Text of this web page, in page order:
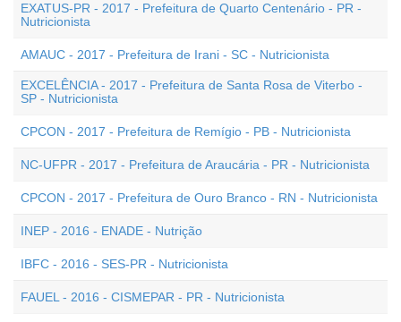
EXATUS-PR - 2017 - Prefeitura de Quarto Centenário - PR -
Nutricionista
AMAUC - 2017 - Prefeitura de Irani - SC - Nutricionista
EXCELÊNCIA - 2017 - Prefeitura de Santa Rosa de Viterbo -
SP - Nutricionista
CPCON - 2017 - Prefeitura de Remígio - PB - Nutricionista
NC-UFPR - 2017 - Prefeitura de Araucária - PR - Nutricionista
CPCON - 2017 - Prefeitura de Ouro Branco - RN - Nutricionista
INEP - 2016 - ENADE - Nutrição
IBFC - 2016 - SES-PR - Nutricionista
FAUEL - 2016 - CISMEPAR - PR - Nutricionista